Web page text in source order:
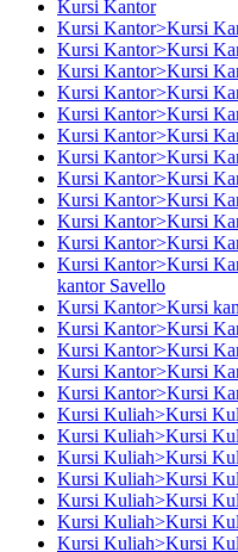
Kursi Kantor
Kursi Kantor>Kursi
Kursi Kantor>Kursi
Kursi Kantor>Kursi
Kursi Kantor>Kursi
Kursi Kantor>Kursi
Kursi Kantor>Kursi
Kursi Kantor>Kursi
Kursi Kantor>Kursi
Kursi Kantor>Kursi
Kursi Kantor>Kursi
Kursi Kantor>Kursi
Kursi Kantor>Kursi
kantor Savello
Kursi Kantor>Kursi
Kursi Kantor>Kursi
Kursi Kantor>Kursi
Kursi Kantor>Kursi
Kursi Kantor>Kursi
Kursi Kuliah>Kursi
Kursi Kuliah>Kursi
Kursi Kuliah>Kursi
Kursi Kuliah>Kursi
Kursi Kuliah>Kursi
Kursi Kuliah>Kursi
Kursi Kuliah>Kursi